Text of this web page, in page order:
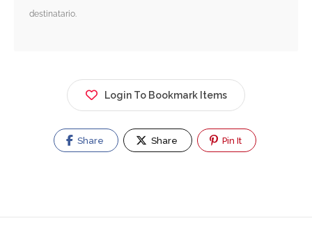
destinatario.
Login To Bookmark Items
Share Share Pin It